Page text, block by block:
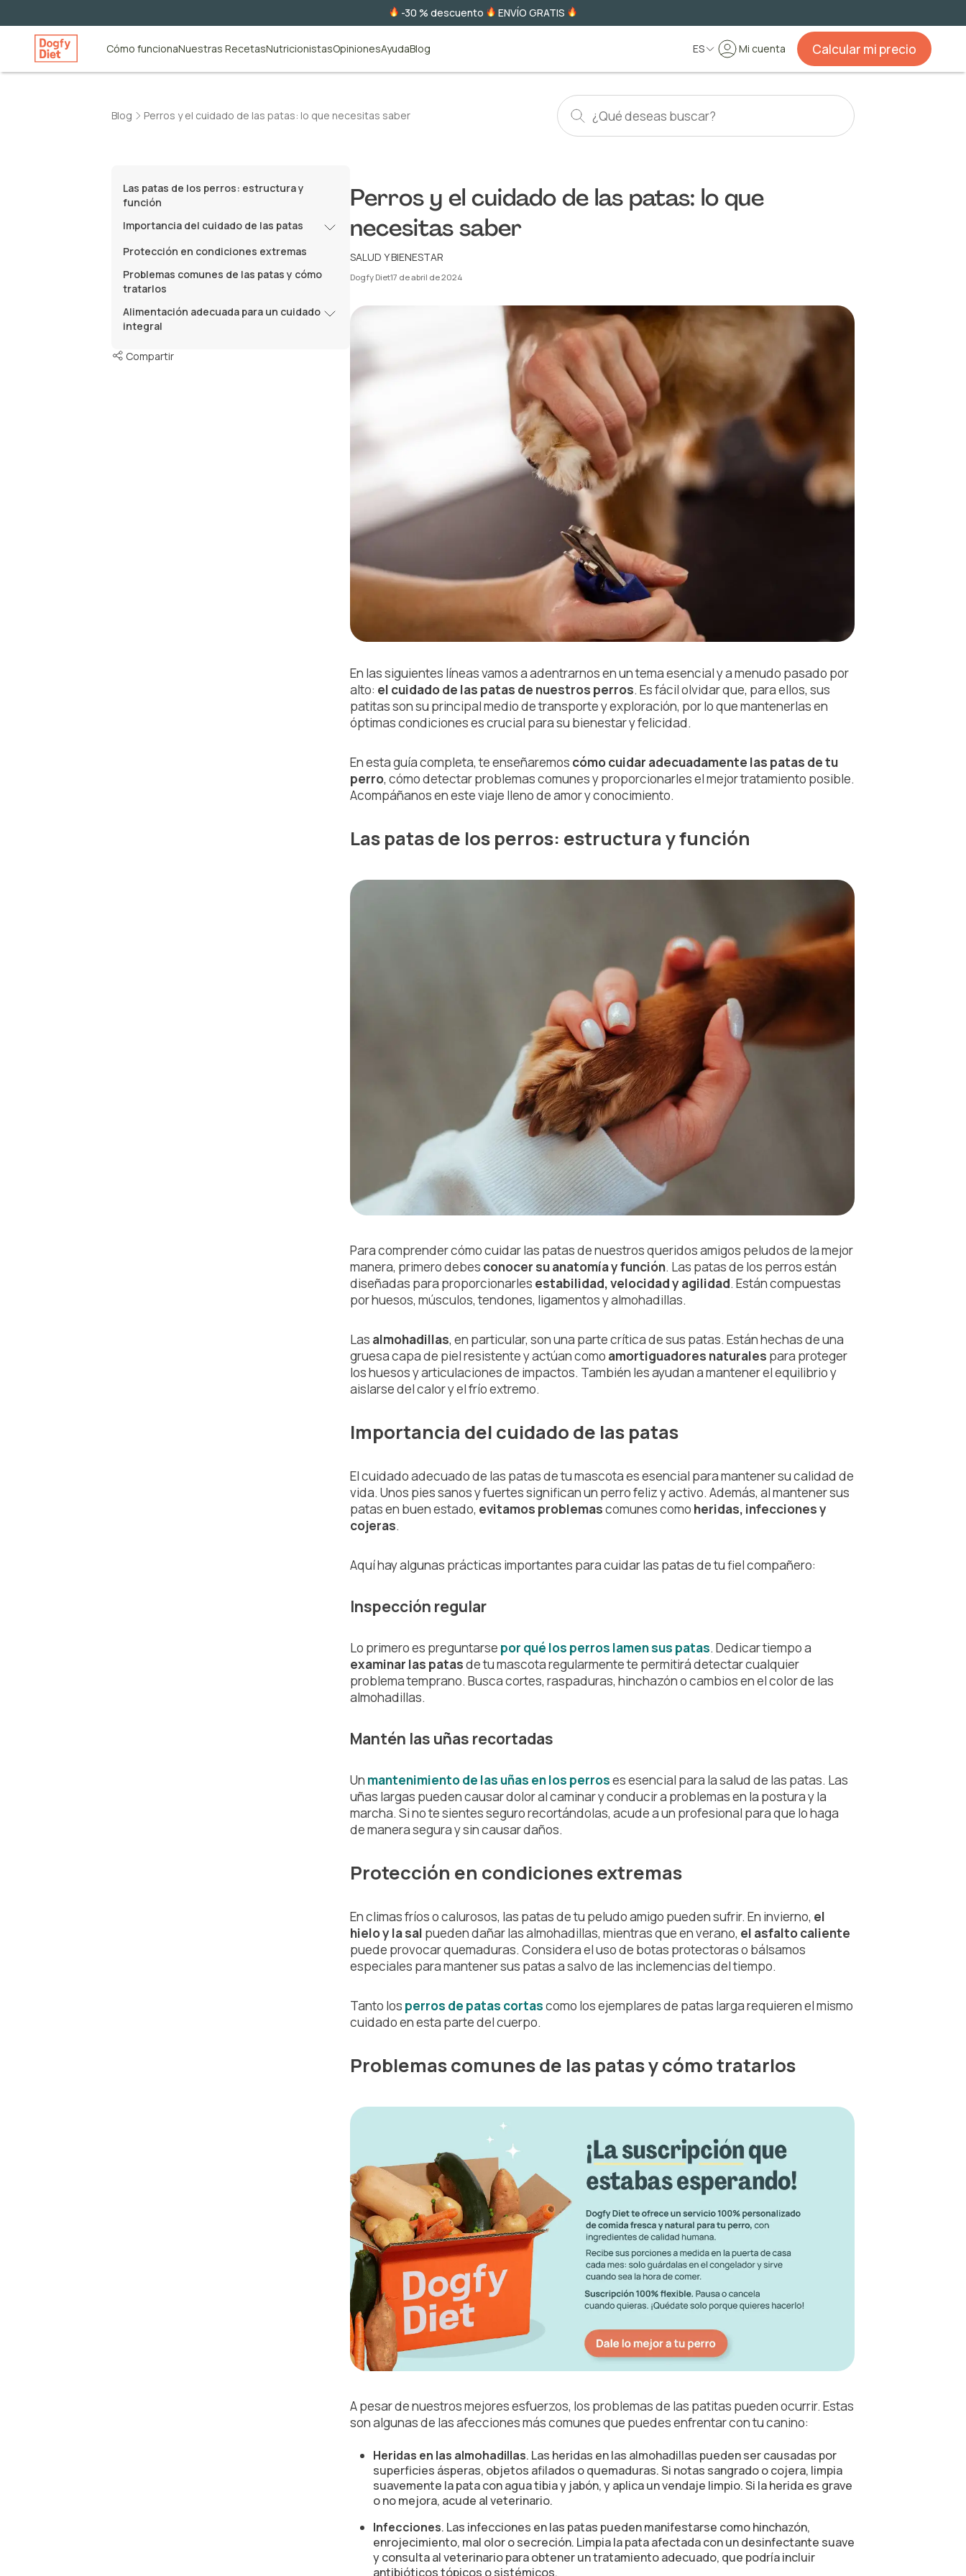
-30 % descuento ENVÍO GRATIS
Cómo funcionaNuestras RecetasNutricionistasOpinionesAyudaBlog Mi cuenta
ES Calcular mi precio
Blog Perros y el cuidado de las patas: lo que necesitas saber
Las patas de los perros: estructura y
función
Importancia del cuidado de las patas
Protección en condiciones extremas
Problemas comunes de las patas y cómo
tratarlos
Alimentación adecuada para un cuidado
integral
Compartir
Perros y el cuidado de las patas: lo que
necesitas saber
SALUD Y BIENESTAR
Dogfy Diet17 de abril de 2024
En las siguientes líneas vamos a adentrarnos en un tema esencial y a menudo pasado por
alto: el cuidado de las patas de nuestros perros. Es fácil olvidar que, para ellos, sus
patitas son su principal medio de transporte y exploración, por lo que mantenerlas en
óptimas condiciones es crucial para su bienestar y felicidad.
En esta guía completa, te enseñaremos cómo cuidar adecuadamente las patas de tu
perro, cómo detectar problemas comunes y proporcionarles el mejor tratamiento posible.
Acompáñanos en este viaje lleno de amor y conocimiento.
Las patas de los perros: estructura y función
Para comprender cómo cuidar las patas de nuestros queridos amigos peludos de la mejor
manera, primero debes conocer su anatomía y función. Las patas de los perros están
diseñadas para proporcionarles estabilidad, velocidad y agilidad. Están compuestas
por huesos, músculos, tendones, ligamentos y almohadillas.
Las almohadillas, en particular, son una parte crítica de sus patas. Están hechas de una
gruesa capa de piel resistente y actúan como amortiguadores naturales para proteger
los huesos y articulaciones de impactos. También les ayudan a mantener el equilibrio y
aislarse del calor y el frío extremo.
Importancia del cuidado de las patas
El cuidado adecuado de las patas de tu mascota es esencial para mantener su calidad de
vida. Unos pies sanos y fuertes significan un perro feliz y activo. Además, al mantener sus
patas en buen estado, evitamos problemascomunes como heridas, infecciones y
cojeras.
Aquí hay algunas prácticas importantes para cuidar las patas de tu fiel compañero:
Inspección regular
Lo primero es preguntarse por qué los perros lamen sus patas. Dedicar tiempo a
examinar las patasde tu mascota regularmente te permitirá detectar cualquier
problema temprano. Busca cortes, raspaduras, hinchazón o cambios en el color de las
almohadillas.
Mantén las uñas recortadas
Un mantenimiento de las uñas en los perroses esencial para la salud de las patas. Las
uñas largas pueden causar dolor al caminar y conducir a problemas en la postura y la
marcha. Si no te sientes seguro recortándolas, acude a un profesional para que lo haga
de manera segura y sin causar daños.
Protección en condiciones extremas
En climas fríos o calurosos, las patas de tu peludo amigo pueden sufrir. En invierno, el
hielo y la sal pueden dañar las almohadillas, mientras que en verano, el asfalto caliente
puede provocar quemaduras. Considera el uso de botas protectoras o bálsamos
especiales para mantener sus patas a salvo de las inclemencias del tiempo.
Tanto los perros de patas cortascomo los ejemplares de patas larga requieren el mismo
cuidado en esta parte del cuerpo.
Problemas comunes de las patas y cómo tratarlos
A pesar de nuestros mejores esfuerzos, los problemas de las patitas pueden ocurrir. Estas
son algunas de las afecciones más comunes que puedes enfrentar con tu canino:
Heridas en las almohadillas. Las heridas en las almohadillas pueden ser causadas por
superficies ásperas, objetos afilados o quemaduras. Si notas sangrado o cojera, limpia
suavemente la pata con agua tibia y jabón, y aplica un vendaje limpio. Si la herida es grave
o no mejora, acude al veterinario.
Infecciones. Las infecciones en las patas pueden manifestarse como hinchazón,
enrojecimiento, mal olor o secreción. Limpia la pata afectada con un desinfectante suave
y consulta al veterinario para obtener un tratamiento adecuado, que podría incluir
antibióticos tópicos o sistémicos.